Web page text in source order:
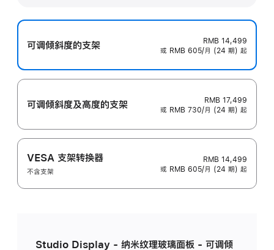
可调倾斜度的支架
RMB 14,499
或 RMB 605/月 (24 期) 起
可调倾斜度及高‍度的支‍架
RMB 17,499
或 RMB 730/月 (24 期) 起
VESA 支架转换器
不含支架
RMB 14,499
或 RMB 605/月 (24 期) 起
Studio Display - 纳米纹理玻璃面板 - 可调倾